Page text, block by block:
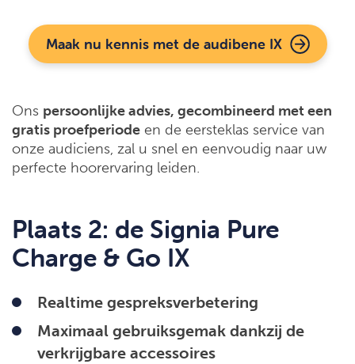
Maak nu kennis met de audibene IX
Ons persoonlijke advies, gecombineerd met een
gratis proefperiode en de eersteklas service van
onze audiciens, zal u snel en eenvoudig naar uw
perfecte hoorervaring leiden.
Plaats 2: de Signia Pure
Charge & Go IX
Realtime gespreksverbetering
Maximaal gebruiksgemak dankzij de
verkrijgbare accessoires